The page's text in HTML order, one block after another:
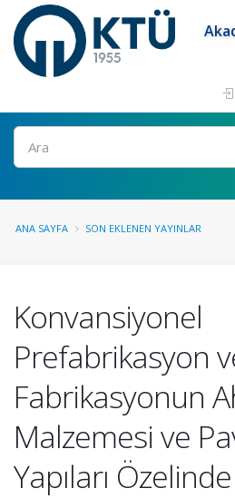
Ara
ANA SAYFA SON EKLENEN YAYINLAR
Konvansiyonel
Prefabrikasyon
Fabrikasyonun
Malzemesi ve
Yapıları